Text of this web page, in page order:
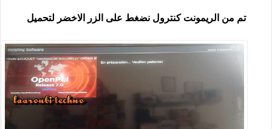
تم من الريمونت كنترول نضغط على الزر الاخضر لتحميل